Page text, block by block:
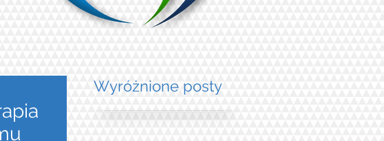
Wyróżnione posty